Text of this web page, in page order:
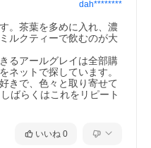
dah********
。茶葉を多めに入れ、濃
ルクティーで飲むのが大
るアールグレイは全部購
ネットで探しています。
きで、色々と取り寄せて
ばらくはこれをリピート
いいね 0